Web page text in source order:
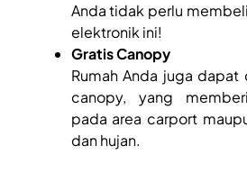
Anda tidak perlu
elektronik ini!
Gratis Canopy
Rumah Anda juga
canopy, yang
pada area carport
dan hujan.